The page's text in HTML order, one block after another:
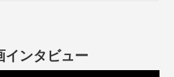
インタビュー